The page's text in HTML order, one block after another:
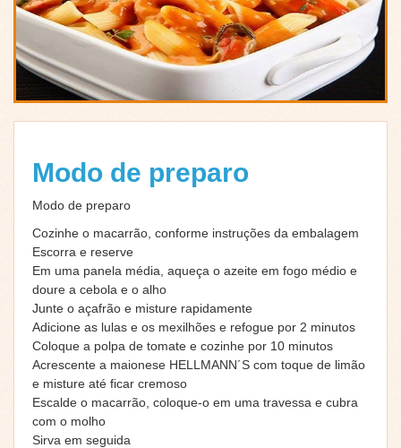
Modo de preparo
Modo de preparo
Cozinhe o macarrão, conforme instruções da embalagem
Escorra e reserve
Em uma panela média, aqueça o azeite em fogo médio e
doure a cebola e o alho
Junte o açafrão e misture rapidamente
Adicione as lulas e os mexilhões e refogue por 2 minutos
Coloque a polpa de tomate e cozinhe por 10 minutos
Acrescente a maionese HELLMANN´S com toque de limão
e misture até ficar cremoso
Escalde o macarrão, coloque-o em uma travessa e cubra
com o molho
Sirva em seguida